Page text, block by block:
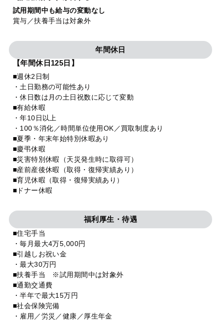
試用期間中も給与の変動なし
賞与／扶養手当は対象外
年間休日
【年間休日125日】
■週休2日制
・土日勤務の可能性あり
・休日数は月の土日祝数に応じて変動
■有給休暇
・年10日以上
・100％消化／時間単位使用OK／買取制度あり
■夏季・年末年始特別休暇あり
■慶弔休暇
■災害特別休暇（天災発生時に取得可）
■産前産後休暇（取得・復帰実績あり）
■育児休暇（取得・復帰実績あり）
■ドナー休暇
福利厚生・待遇
■住宅手当
・毎月最大4万5,000円
■引越しお祝い金
・最大30万円
■扶養手当 ※試用期間中は対象外
■通勤交通費
・半年で最大15万円
■社会保険完備
・雇用／労災／健康／厚生年金